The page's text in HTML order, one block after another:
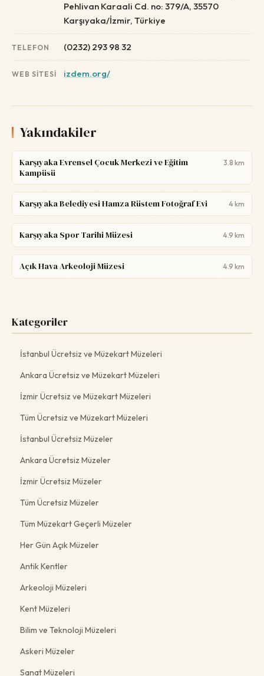
Pehlivan Karaali Cd. no: 379/A, 35570
Karşıyaka/İzmir, Türkiye
TELEFON (0232) 293 98 32
WEB SITESI izdem.org/
Yakındakiler
Karşıyaka Evrensel Çocuk Merkezi ve Eğitim
Kampüsü
3.8 km
Karşıyaka Belediyesi Hamza Rüstem Fotoğraf Evi 4 km
Karşıyaka Spor Tarihi Müzesi 4.9 km
Açık Hava Arkeoloji Müzesi 4.9 km
Kategoriler
İstanbul Ücretsiz ve Müzekart Müzeleri
Ankara Ücretsiz ve Müzekart Müzeleri
İzmir Ücretsiz ve Müzekart Müzeleri
Tüm Ücretsiz ve Müzekart Müzeleri
İstanbul Ücretsiz Müzeler
Ankara Ücretsiz Müzeler
İzmir Ücretsiz Müzeler
Tüm Ücretsiz Müzeler
Tüm Müzekart Geçerli Müzeler
Her Gün Açık Müzeler
Antik Kentler
Arkeoloji Müzeleri
Kent Müzeleri
Bilim ve Teknoloji Müzeleri
Askeri Müzeler
Sanat Müzeleri